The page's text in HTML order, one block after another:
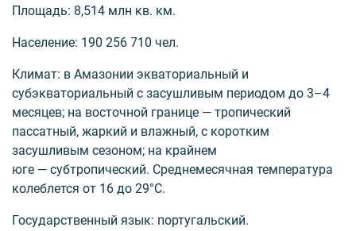
Площадь: 8,514 млн кв. км.
Население: 190 256 710 чел.
Климат: в Амазонии экваториальный и
субэкваториальный с засушливым периодом до 3–4
месяцев; на восточной границе — тропический
пассатный, жаркий и влажный, с коротким
засушливым сезоном; на крайнем
юге — субтропический. Среднемесячная температура
колеблется от 16 до 29°C.
Государственный язык: португальский.